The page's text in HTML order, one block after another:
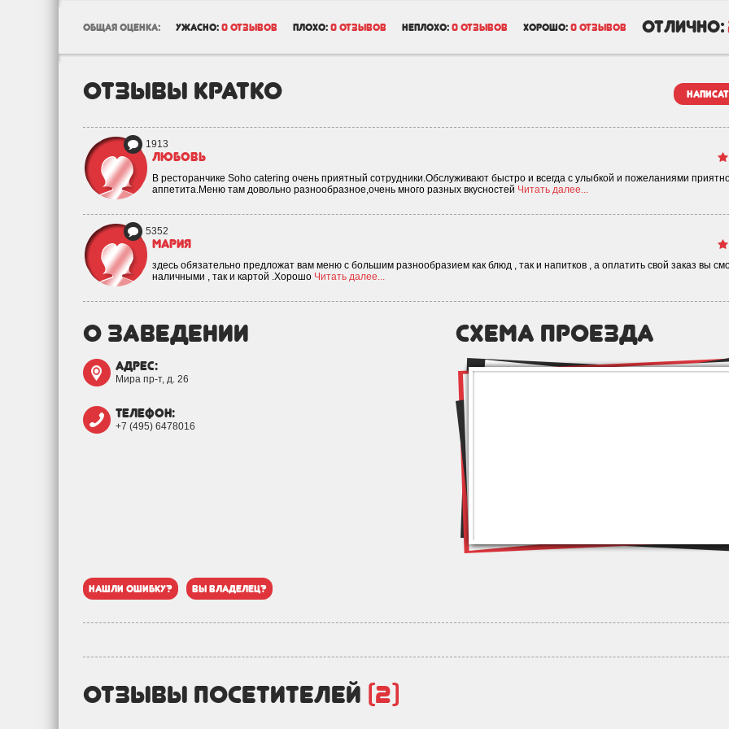
общая оценка: ужасно: 0 отзывов плохо: 0 отзывов неплохо: 0 отзывов хорошо: 0 отзывов отлично:
отзывы кратко
1913
Любовь
В ресторанчике Soho сatering очень приятный сотрудники.Обслуживают быстро и всегда с улыбкой и пожеланиями
аппетита.Меню там довольно разнообразное,очень много разных вкусностей Читать далее...
5352
Мария
здесь обязательно предложат вам меню с большим разнообразием как блюд , так и напитков , а оплатить свой заказ вы
наличными , так и картой .Хорошо Читать далее...
о заведении
адрес:
Мира пр-т, д. 26
телефон:
+7 (495) 6478016
схема проезда
нашли ошибку? вы владелец?
отзывы посетителей (2)